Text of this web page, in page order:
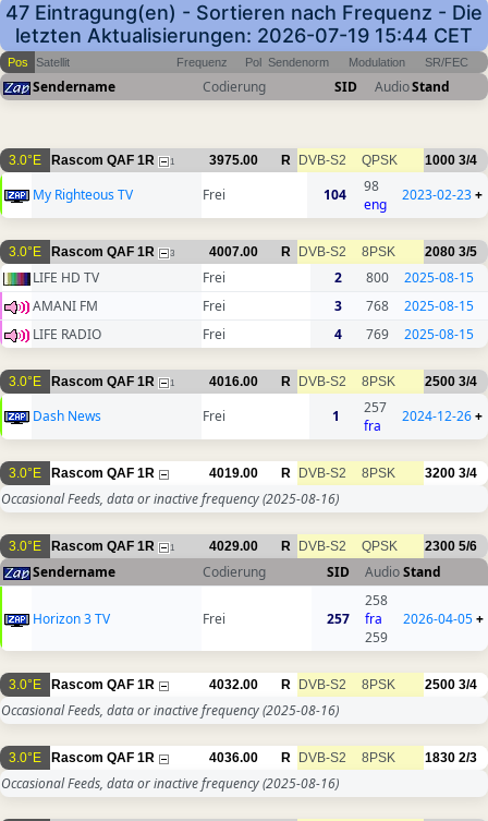
47 Eintragung(en) - Sortieren nach Frequenz - Die
letzten Aktualisierungen: 2026-07-19 15:44 CET
Pos Satellit Frequenz Pol Sendenorm Modulation SR/FEC
Sendername Codierung SID AudioStand
3.0°E Rascom QAF 1R 1 3975.00 R DVB-S2 QPSK 1000 3/4
My Righteous TV Frei 104
98
eng
2023-02-23+
3.0°E Rascom QAF 1R 3 4007.00 R DVB-S2 8PSK 2080 3/5
LIFE HD TV Frei 2 800
2025-08-15
AMANI FM
Frei 3 768
2025-08-15
LIFE RADIO
Frei 4 769 2025-08-15
3.0°E Rascom QAF 1R 1 4016.00 R DVB-S2 8PSK 2500 3/4
Dash News Frei 1
257
fra
2024-12-26+
3.0°E Rascom QAF 1R 4019.00 R DVB-S2 8PSK 3200 3/4
Occasional Feeds, data or inactive frequency(2025-08-16)
3.0°E Rascom QAF 1R 1 4029.00 R DVB-S2 QPSK 2300 5/6
Sendername Codierung SID AudioStand
Horizon 3 TV Frei 257
258
fra
259
2026-04-05+
3.0°E Rascom QAF 1R 4032.00 R DVB-S2 8PSK 2500 3/4
Occasional Feeds, data or inactive frequency(2025-08-16)
3.0°E Rascom QAF 1R 4036.00 R DVB-S2 8PSK 1830 2/3
Occasional Feeds, data or inactive frequency(2025-08-16)